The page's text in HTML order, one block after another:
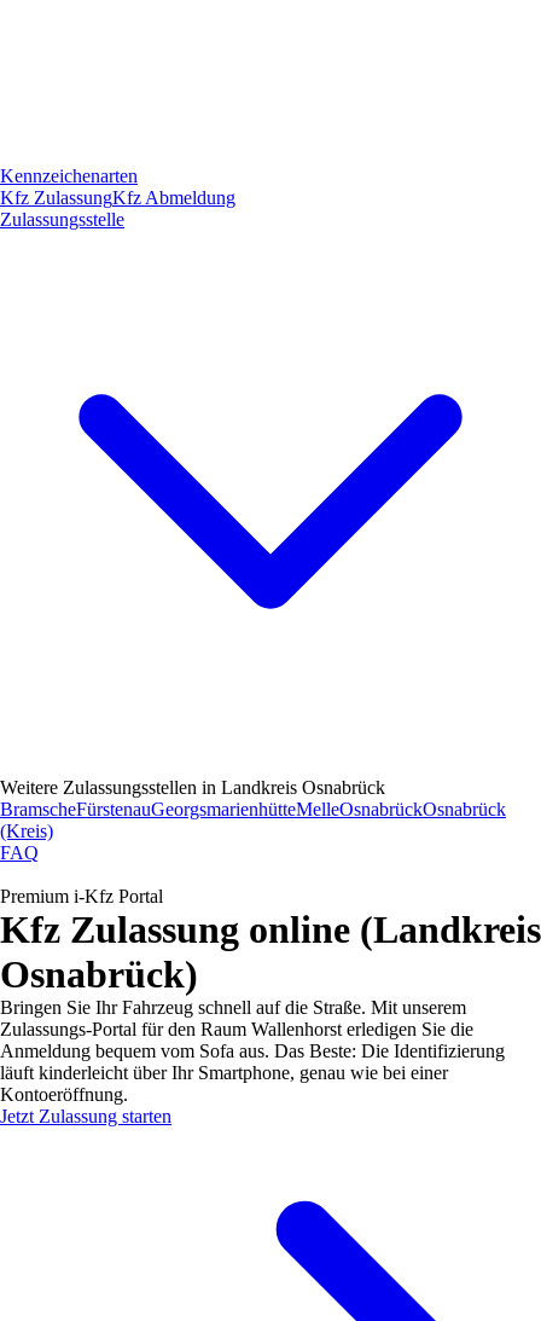
Kennzeichenarten
Kfz ZulassungKfz Abmeldung
Zulassungsstelle
Weitere Zulassungsstellen in Landkreis Osnabrück
BramscheFürstenauGeorgsmarienhütteMelleOsnabrückOsnabrück
(Kreis)
FAQ
Premium i-Kfz Portal
Kfz Zulassung online (Landkreis
Osnabrück)
Bringen Sie Ihr Fahrzeug schnell auf die Straße. Mit unserem
Zulassungs-Portal für den Raum Wallenhorst erledigen Sie die
Anmeldung bequem vom Sofa aus. Das Beste: Die Identifizierung
läuft kinderleicht über Ihr Smartphone, genau wie bei einer
Kontoeröffnung.
Jetzt Zulassung starten